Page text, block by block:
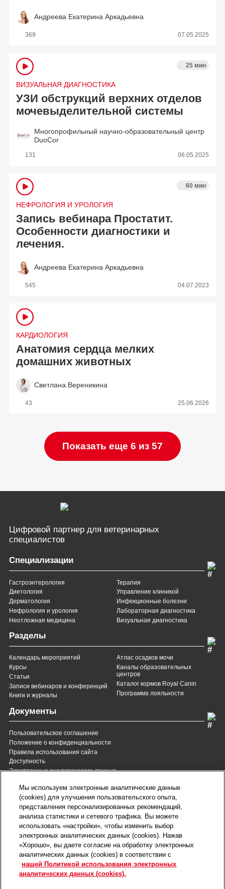
Андреева Екатерина Аркадьевна
369 07.05.2025
ВИЗУАЛЬНАЯ ДИАГНОСТИКА
25 мин
УЗИ обструкций верхних отделов
мочевыделительной системы
Многопрофильный научно-образовательный центр
DuoCor
131 06.05.2025
НЕФРОЛОГИЯ И УРОЛОГИЯ
60 мин
Запись вебинара Простатит.
Особенности диагностики и
лечения.
Андреева Екатерина Аркадьевна
545 04.07.2023
КАРДИОЛОГИЯ
Анатомия сердца мелких
домашних животных
Светлана Вереникина
43 25.06.2026
Показать еще 6 из 57
Цифровой партнер для ветеринарных
специалистов
Специализации
Гастроэнтерология
Диетология
Дерматология
Нефрология и урология
Неотложная медицина
Терапия
Управление клиникой
Инфекционные болезни
Лабораторная диагностика
Визуальная диагностика
Разделы
Календарь мероприятий
Курсы
Статьи
Записи вебинаров и конференций
Книги и журналы
Атлас осадков мочи
Каналы образовательных
центров
Каталог кормов Royal Canin
Программа лояльности
Документы
Пользовательское соглашение
Положение о конфиденциальности
Правила использования сайта
Доступность
Электронные аналитические данные
8 (800) 200-37-35
Служба Заботы для России
звонок бесплатный для
всех регионов России
8 (820) 007-137-35
Служба Заботы для
Республики Беларусь
contact@royalcanin.ru
Карта сайта
Настройки файлов cookie
Мы используем электронные аналитические данные
(cookies) для улучшения пользовательского опыта,
представления персонализированных рекомендаций,
анализа статистики и сетевого трафика. Вы можете
использовать «настройки», чтобы изменить выбор
электронных аналитических данных (cookies). Нажав
«Хорошо», вы даете согласие на обработку электронных
аналитических данных (cookies) в соответствии с
нашей Политикой использования электронных
аналитических данных (cookies).